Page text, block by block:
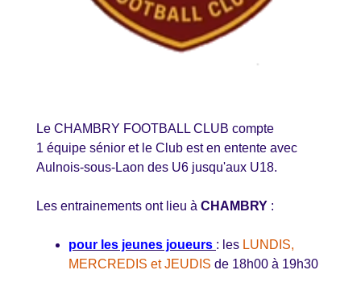
Le CHAMBRY FOOTBALL CLUB compte
1 équipe sénior et le Club est en entente avec
Aulnois-sous-Laon des U6 jusqu'aux U18.
Les entrainements ont lieu à CHAMBRY :
pour les jeunes joueurs : les LUNDIS,
MERCREDIS et JEUDIS de 18h00 à 19h30